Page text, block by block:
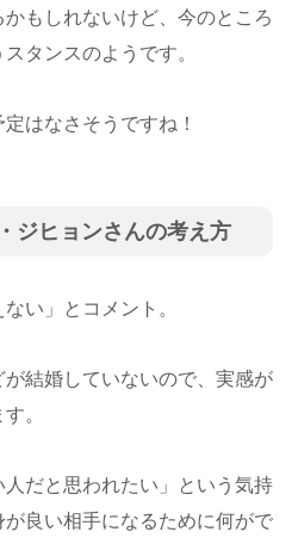
かもしれないけど、今のところ
タンスのようです。
はなさそうですね！
ジヒョンさんの考え方
い」とコメント。
が結婚していないので、実感が
。
人だと思われたい」という気持
良い相手になるために何がで